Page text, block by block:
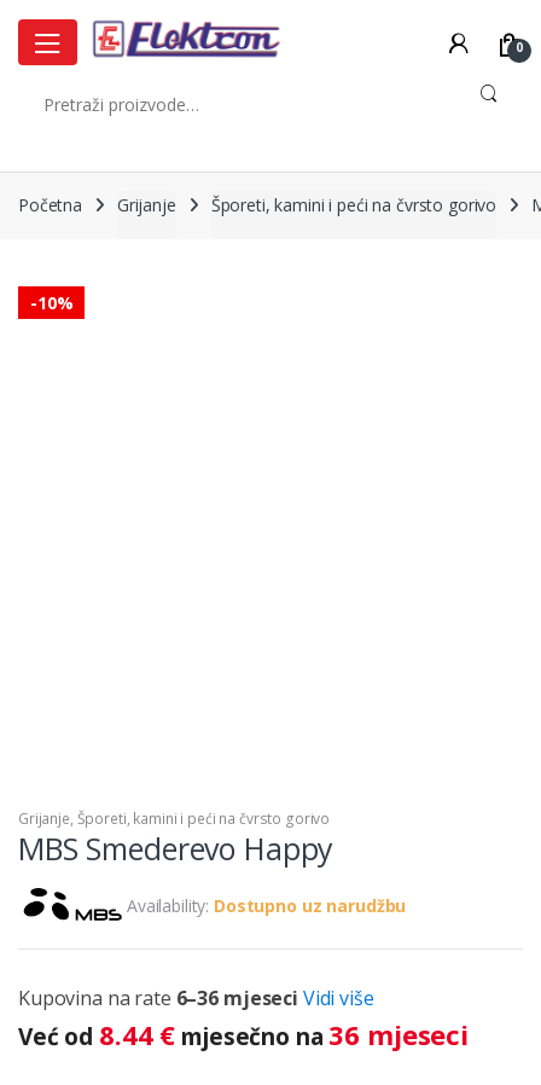
navigation
content
0
Početna Grijanje Šporeti, kamini i peći na čvrsto gorivo
-10%
Grijanje, Šporeti, kamini i peći na čvrsto gorivo
MBS Smederevo Happy
Availability: Dostupno uz narudžbu
Kupovina na rate 6–36 mjeseci Vidi više
Već od 8.44 € mjesečno na 36 mjeseci